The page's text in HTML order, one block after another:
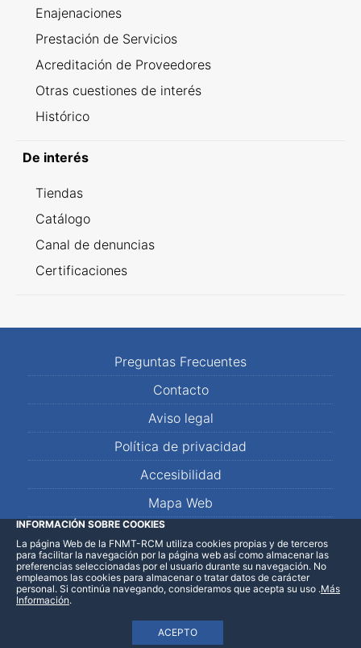
Enajenaciones
Prestación de Servicios
Acreditación de Proveedores
Otras cuestiones de interés
Histórico
De interés
Tiendas
Catálogo
Canal de denuncias
Certificaciones
Preguntas Frecuentes
Contacto
Aviso legal
Política de privacidad
Accesibilidad
Mapa Web
LinkedInFacebookWhatsApp
INFORMACIÓN SOBRE COOKIES
La página Web de la FNMT-RCM utiliza cookies propias y de terceros
para facilitar la navegación por la página web así como almacenar las
preferencias seleccionadas por el usuario durante su navegación. No
empleamos las cookies para almacenar o tratar datos de carácter
personal. Si continúa navegando, consideramos que acepta su uso
ACEPTO
.Más
Información.